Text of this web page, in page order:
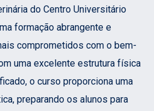
do Centro Universitário
formação abrangente e
comprometidos com o bem-
uma excelente estrutura física
o curso proporciona uma
preparando os alunos para